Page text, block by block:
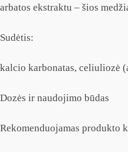
arbatos ekstraktu – šios
Sudėtis:
kalcio karbonatas, celiuliozė
Dozės ir naudojimo būdas
Rekomenduojamas produkto